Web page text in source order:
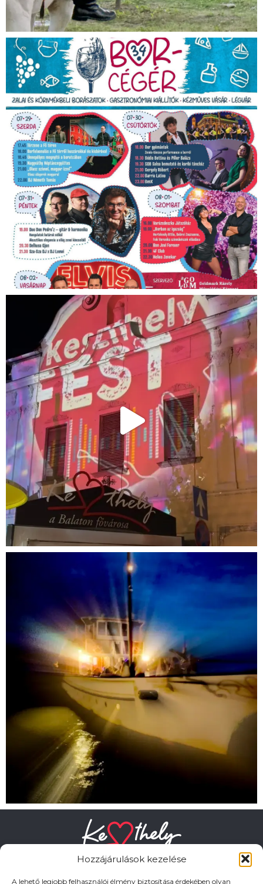
Hozzájárulások kezelése
A lehető legjobb felhasználói élmény biztosítása érdekében olyan